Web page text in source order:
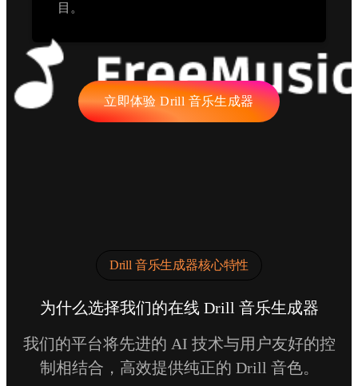
目。
立即体验 Drill 音乐生成器
Drill 音乐生成器核心特性
为什么选择我们的在线 Drill 音乐生成器
我们的平台将先进的 AI 技术与用户友好的控
制相结合，高效提供纯正的 Drill 音色。